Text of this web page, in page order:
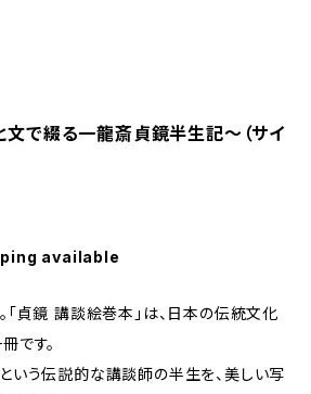
で綴る一龍斎貞鏡半生記〜（サイ
available
「貞鏡 講談絵巻本」は、日本の伝統文化
です。
いう伝説的な講談師の半生を、美しい写